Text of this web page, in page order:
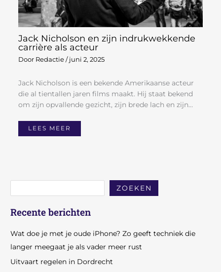
Jack Nicholson en zijn indrukwekkende
carrière als acteur
Door Redactie / juni 2, 2025
Jack Nicholson is een bekende Amerikaanse acteur
die al tientallen jaren films maakt. Hij staat bekend
om zijn opvallende gezicht, zijn brede lach en zijn…
LEES MEER
ZOEKEN
Recente berichten
Wat doe je met je oude iPhone? Zo geeft techniek die
langer meegaat je als vader meer rust
Uitvaart regelen in Dordrecht